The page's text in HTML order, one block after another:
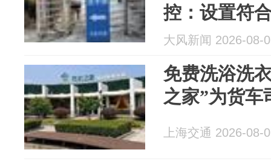
控：设置符
费，此种设
大风新闻 2026-08-
免费洗浴洗
之家”为货车
上海交通 2026-08-